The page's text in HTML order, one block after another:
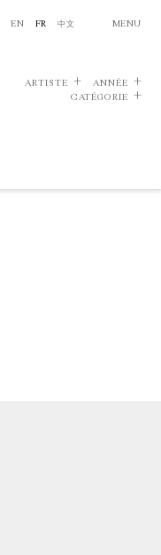
EN FR 中文 MENU
ARTISTE
ANNÉE
CATÉGORIE